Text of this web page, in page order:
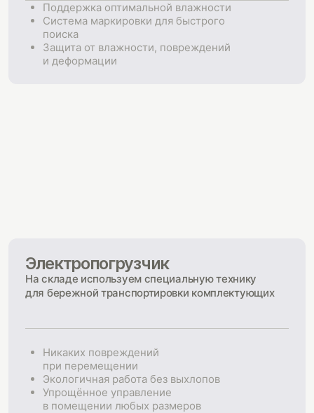
Поддержка оптимальной влажности
Система маркировки для быстрого
поиска
Защита от влажности, повреждений
и деформации
Электропогрузчик
На складе используем специальную технику
для бережной транспортировки комплектующих
Никаких повреждений
при перемещении
Экологичная работа без выхлопов
Упрощённое управление
в помещении любых размеров